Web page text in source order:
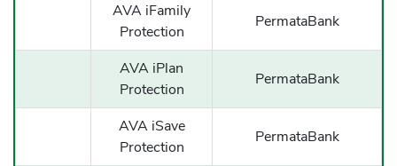
AVA iFamily
Protection
PermataBank
AVA iPlan
Protection
PermataBank
AVA iSave
Protection
PermataBank